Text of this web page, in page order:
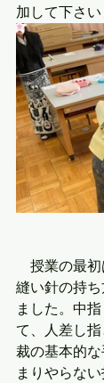
加して下さい
授業の最初
縫い針の持
ました。中
て、人差し
裁の基本的
まりやらな